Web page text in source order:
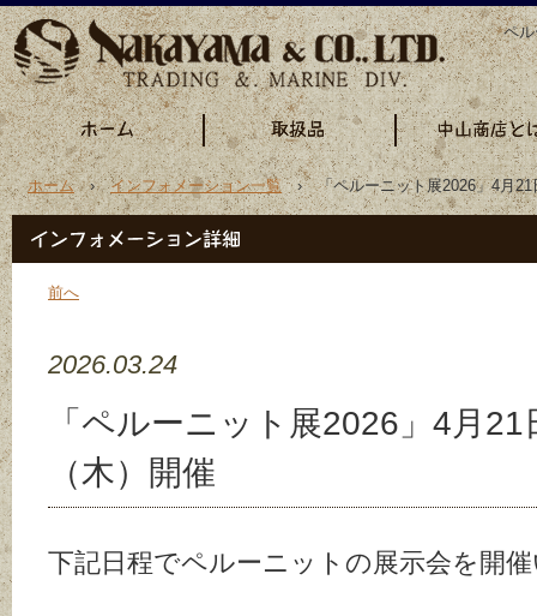
ペ
ホーム›インフォメーション一覧› 「ペルーニット展2026」4月21
前へ
2026.03.24
「ペルーニット展2026」4月
（木）開催
下記日程でペルーニットの展示会を開